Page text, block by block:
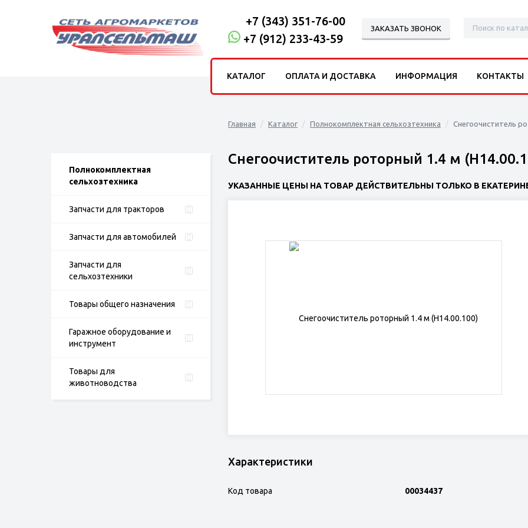
Полнокомплектная
сельхозтехника
Запчасти для тракторов
Запчасти для автомобилей
Запчасти для
сельхозтехники
Товары общего назначения
Гаражное оборудование и
инструмент
Товары для
животноводства
Главная Каталог Полнокомплектная сельхозтехника Снегоочиститель
Снегоочиститель роторный 1.4 м
УКАЗАННЫЕ ЦЕНЫ НА ТОВАР ДЕЙСТВИТЕЛЬНЫ ТОЛЬКО В
Характеристики
Код товара 00034437
+7 (343) 351-76-00
+7 (912) 233-43-59
ЗАКАЗАТЬ ЗВОНОК
КАТАЛОГ ОПЛАТА И ДОСТАВКА ИНФОРМАЦИЯ КОНТАКТЫ